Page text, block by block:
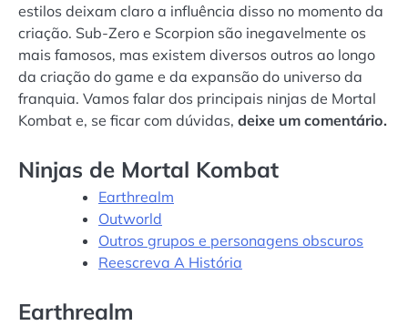
estilos deixam claro a influência disso no momento da
criação. Sub-Zero e Scorpion são inegavelmente os
mais famosos, mas existem diversos outros ao longo
da criação do game e da expansão do universo da
franquia. Vamos falar dos principais ninjas de Mortal
Kombat e, se ficar com dúvidas, deixe um comentário.
Ninjas de Mortal Kombat
Earthrealm
Outworld
Outros grupos e personagens obscuros
Reescreva A História
Earthrealm